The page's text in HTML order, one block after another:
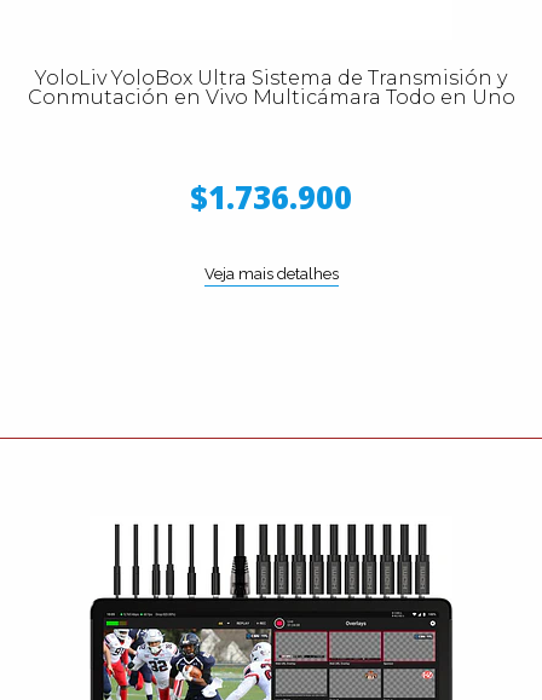
YoloLiv YoloBox Ultra Sistema de Transmisión y
Conmutación en Vivo Multicámara Todo en Uno
$1.736.900
Veja mais detalhes